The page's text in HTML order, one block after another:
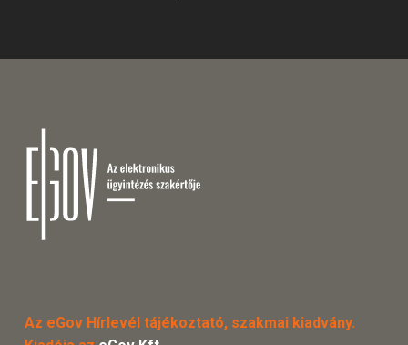
Az eGov Hírlevél tájékoztató, szakmai kiadvány.